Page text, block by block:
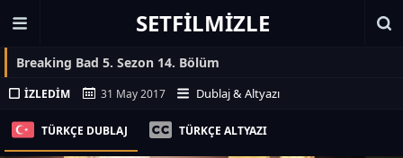
SETFILMIZLE
Breaking Bad 5. Sezon 14. Bölüm
İZLEDIM 31 May 2017 Dublaj & Altyazı
TÜRKÇE DUBLAJ TÜRKÇE ALTYAZI